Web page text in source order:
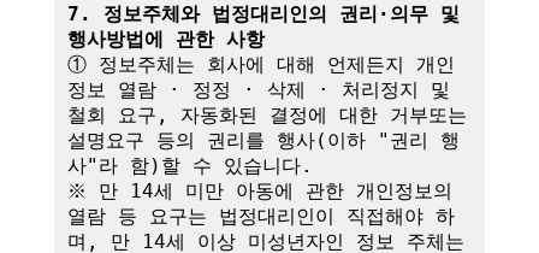
7. 정보주체와 법정대리인의 권리·의무 및
행사방법에 관한 사항
① 정보주체는 회사에 대해 언제든지 개인
정보 열람 · 정정 · 삭제 · 처리정지 및
철회 요구, 자동화된 결정에 대한 거부또는
설명요구 등의 권리를 행사(이하 "권리 행
사"라 함)할 수 있습니다.
※ 만 14세 미만 아동에 관한 개인정보의
열람 등 요구는 법정대리인이 직접해야 하
며, 만 14세 이상 미성년자인 정보 주체는